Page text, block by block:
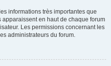
informations très importantes que
en haut de chaque forum
Les permissions concernant les
administrateurs du forum.